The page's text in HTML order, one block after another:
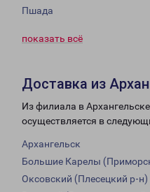
Пшада
показать всё
Доставка из
Из филиала в
осуществляется в
Архангельск
Большие Карелы
Оксовский (Плесецкий р-н)